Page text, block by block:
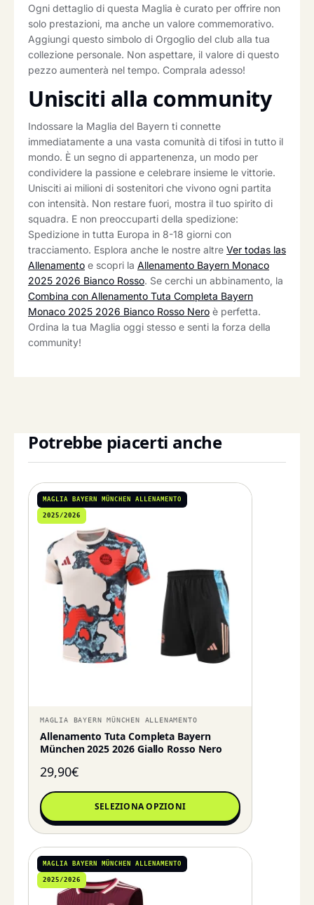
Ogni dettaglio di questa Maglia è curato per offrire non
solo prestazioni, ma anche un valore commemorativo.
Aggiungi questo simbolo di Orgoglio del club alla tua
collezione personale. Non aspettare, il valore di questo
pezzo aumenterà nel tempo. Comprala adesso!
Unisciti alla community
Indossare la Maglia del Bayern ti connette
immediatamente a una vasta comunità di tifosi in tutto il
mondo. È un segno di appartenenza, un modo per
condividere la passione e celebrare insieme le vittorie.
Unisciti ai milioni di sostenitori che vivono ogni partita
con intensità. Non restare fuori, mostra il tuo spirito di
squadra. E non preoccuparti della spedizione:
Spedizione in tutta Europa in 8-18 giorni con
tracciamento. Esplora anche le nostre altre Ver todas las
Allenamento e scopri la Allenamento Bayern Monaco
2025 2026 Bianco Rosso. Se cerchi un abbinamento, la
Combina con Allenamento Tuta Completa Bayern
Monaco 2025 2026 Bianco Rosso Nero è perfetta.
Ordina la tua Maglia oggi stesso e senti la forza della
community!
Potrebbe piacerti anche
MAGLIA BAYERN MÜNCHEN ALLENAMENTO
2025/2026
MAGLIA BAYERN MÜNCHEN ALLENAMENTO
Allenamento Tuta Completa Bayern
München 2025 2026 Giallo Rosso Nero
29,90€
SELEZIONA OPZIONI
MAGLIA BAYERN MÜNCHEN ALLENAMENTO
2025/2026